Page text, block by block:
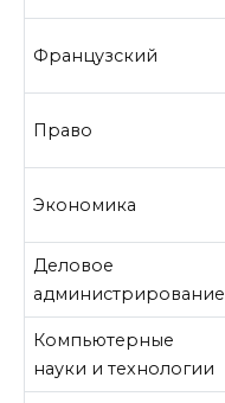
Французский
Право
Экономика
Деловое
администрирование
Компьютерные
науки и технологии